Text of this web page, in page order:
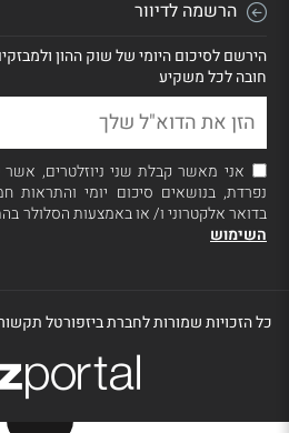
הרשמה לדיוור
הירשם לסיכום היומי של שוק ההון
חובה לכל משקיע
אני מאשר קבלת שני ניוזלטרים,
נפרדת, בנושאים סיכום יומי והתראות
בדואר אלקטרוני ו/ או באמצעות הסלולר
השימוש
כל הזכויות שמורות לחברת ביזפורטל